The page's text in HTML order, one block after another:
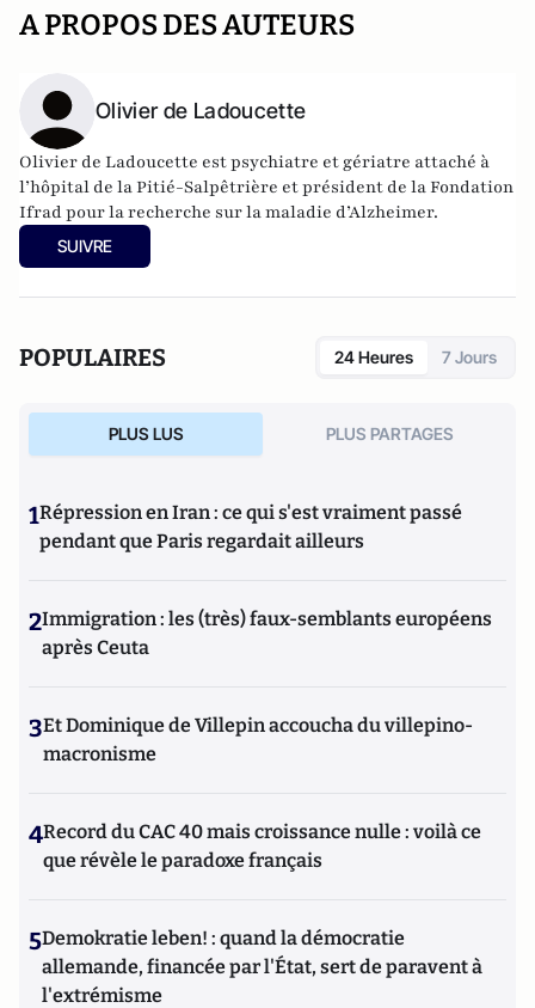
A PROPOS DES AUTEURS
Olivier de Ladoucette
Olivier de Ladoucette est psychiatre et gériatre attaché à
l’hôpital de la Pitié-Salpêtrière et président de la Fondation
Ifrad pour la recherche sur la maladie d’Alzheimer.
SUIVRE
POPULAIRES 24 Heures 7 Jours
PLUS LUS PLUS PARTAGES
1Répression en Iran : ce qui s'est vraiment passé
pendant que Paris regardait ailleurs
2Immigration : les (très) faux-semblants européens
après Ceuta
3Et Dominique de Villepin accoucha du villepino-
macronisme
4Record du CAC 40 mais croissance nulle : voilà ce
que révèle le paradoxe français
5Demokratie leben! : quand la démocratie
allemande, financée par l'État, sert de paravent à
l'extrémisme